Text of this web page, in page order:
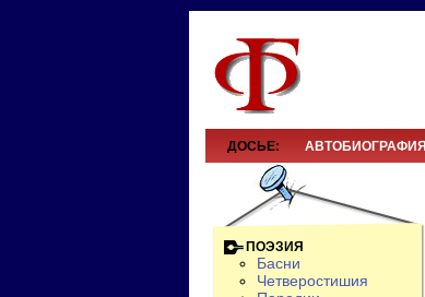
ДОСЬЕ: АВТОБИОГРАФИЯ
ПОЭЗИЯ
Басни
Четверостишия